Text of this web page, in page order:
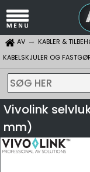
AV KABLER &
KABELSKJULER OG
SØG HER
Vivolink
mm)